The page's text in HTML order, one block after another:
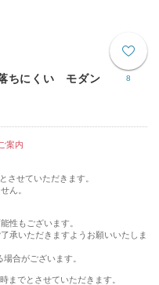
8
ちにくい モダン
案内
させていただきます。
ん。
性もございます。
承いただきますようお願いいたしま
合がございます。
までとさせていただきます。